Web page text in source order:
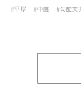
#平屋
#中庭 #勾配天